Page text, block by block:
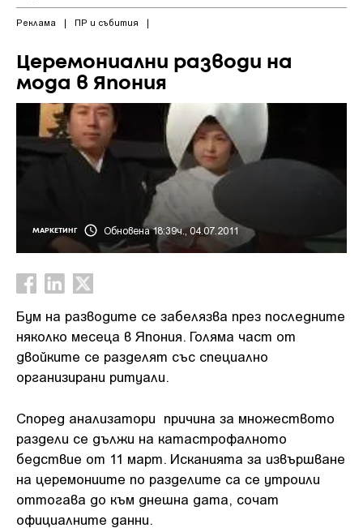
Реклама | ПР и събития |
Церемониални разводи на
мода в Япония
МАРКЕТИНГ Обновена 18:39ч., 04.07.2011
Бум на разводите се забелязва през последните
няколко месеца в Япония. Голяма част от
двойките се разделят със специално
организирани ритуали.
Според анализатори причина за множеството
раздели се дължи на катастрофалното
бедствие от 11 март. Исканията за извършване
на церемониите по разделите са се утроили
оттогава до към днешна дата, сочат
официалните данни.